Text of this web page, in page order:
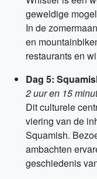
geweldige
In de
en
restaurants en
Dag 5:
2 uur en 15
Dit culturele
viering van de
Squamish.
ambachten
geschiedenis